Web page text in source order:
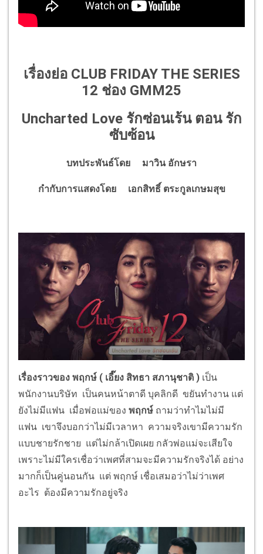
เรื่องย่อ CLUB FRIDAY THE SERIES
12 ช่อง GMM25
Uncharted Love รักซ่อนเร้น ตอน รัก
ซับซ้อน
บทประพันธ์โดย มาวิน อักษรา
กำกับการแสดงโดย เอกสิทธิ์ ตระกูลเกษมสุข
เรื่องราวของ พฤกษ์ ( เอี๊ยง สิทธา สภานุชาติ ) เป็น
พนักงานบริษัท เป็นคนหน้าตาดี บุคลิกดี ขยันทำงาน แต่
ยังไม่มีแฟน เมื่อพ่อแม่ของ พฤกษ์ ถามว่าทำไมไม่มี
แฟน เขาจึงบอกว่าไม่มีเวลาหา ความจริงเขามีความรัก
แบบชายรักชาย แต่ไม่กล้าเปิดเผย กลัวพ่อแม่จะเสียใจ
เพราะไม่มีใครเชื่อว่าเพศที่สามจะมีความรักจริงได้ อย่าง
มากก็เป็นคู่นอนกัน แต่ พฤกษ์ เชื่อเสมอว่าไม่ว่าเพศ
อะไร ต้องมีความรักอยู่จริง